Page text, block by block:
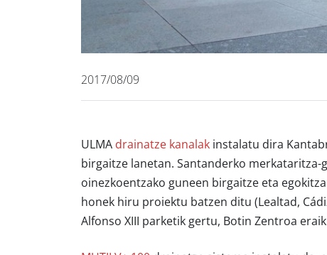
2017/08/09
ULMA drainatze kanalak instalatu dira
birgaitze lanetan. Santanderko
oinezkoentzako guneen birgaitze eta
honek hiru proiektu batzen ditu (Lealtad,
Alfonso XIII parketik gertu, Botin Zentroa